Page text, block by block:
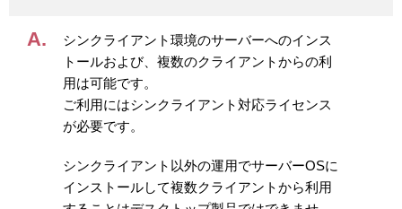
シンクライアント環境のサーバーへのインス
トールおよび、複数のクライアントからの利
用は可能です。
ご利用にはシンクライアント対応ライセンス
が必要です。
シンクライアント以外の運用でサーバーOSに
インストールして複数クライアントから利用